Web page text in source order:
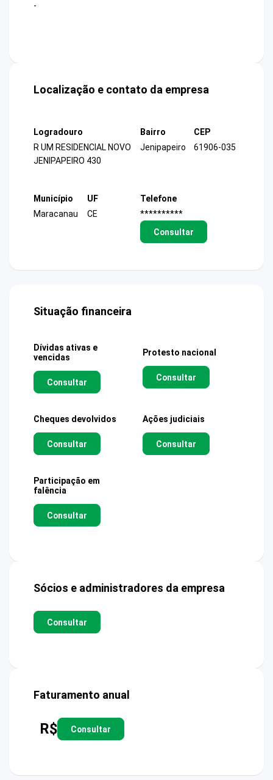
-
Localização e contato da empresa
Logradouro
R UM RESIDENCIAL NOVO
JENIPAPEIRO 430
Bairro
Jenipapeiro
CEP
61906-035
Município
Maracanau
UF
CE
Telefone
**********
Consultar
Situação financeira
Dívidas ativas e
vencidas
Consultar
Protesto nacional
Consultar
Cheques devolvidos
Consultar
Ações judiciais
Consultar
Participação em
falência
Consultar
Sócios e administradores da empresa
Consultar
Faturamento anual
R$ Consultar